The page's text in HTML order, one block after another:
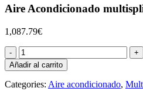
Aire Acondicionado
1,087.79€
Aire
Acondicionado
multisplit
HAIER
Añadir al carrito
Categories: Aire acondicionado,